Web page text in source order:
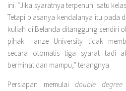
ini. “Jika syaratnya terpenuhi satu
Tetapi biasanya kendalanya itu pada
kuliah di Belanda ditanggung sendiri
pihak Hanze University tidak
secara otomatis tiga syarat tadi
berminat dan mampu,” terangnya.
Persiapan memulai double degree